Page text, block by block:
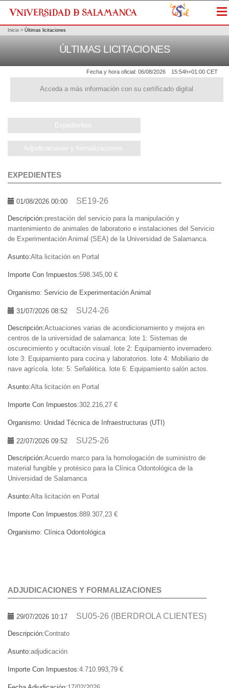
Fecha y hora oficial: 06/08/2026 15:54h+01:00 CET
Acceda a más información con su certificado digital
Inicio > Últimas licitaciones
ÚLTIMAS LICITACIONES
Expedientes
Adjudicaciones y formalizaciones
EXPEDIENTES
01/08/2026 00:00 SE19-26
Descripción:prestación del servicio para la manipulación y
mantenimiento de animales de laboratorio e instalaciones del Servicio
de Experimentación Animal (SEA) de la Universidad de Salamanca.
Asunto:Alta licitación en Portal
Importe Con Impuestos:598.345,00 €
Organismo: Servicio de Experimentación Animal
31/07/2026 08:52 SU24-26
Descripción:Actuaciones varias de acondicionamiento y mejora en
centros de la universidad de salamanca: lote 1: Sistemas de
oscurecimiento y ocultación visual. lote 2: Equipamiento invernadero.
lote 3: Equipamiento para cocina y laboratorios. lote 4: Mobiliario de
nave agrícola. lote: 5: Señalética. lote 6: Equipamiento salón actos.
Asunto:Alta licitación en Portal
Importe Con Impuestos:302.216,27 €
Organismo: Unidad Técnica de Infraestructuras (UTI)
22/07/2026 09:52 SU25-26
Descripción:Acuerdo marco para la homologación de suministro de
material fungible y protésico para la Clínica Odontológica de la
Universidad de Salamanca
Asunto:Alta licitación en Portal
Importe Con Impuestos:889.307,23 €
Organismo: Clínica Odontológica
ADJUDICACIONES Y FORMALIZACIONES
29/07/2026 10:17 SU05-26 (IBERDROLA CLIENTES)
Descripción:Contrato
Asunto:adjudicación
Importe Con Impuestos:4.710.993,79 €